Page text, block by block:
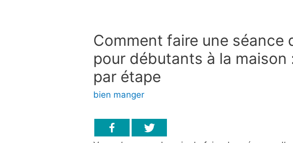
Comment faire une séance
pour débutants à la maison
par étape
bien manger